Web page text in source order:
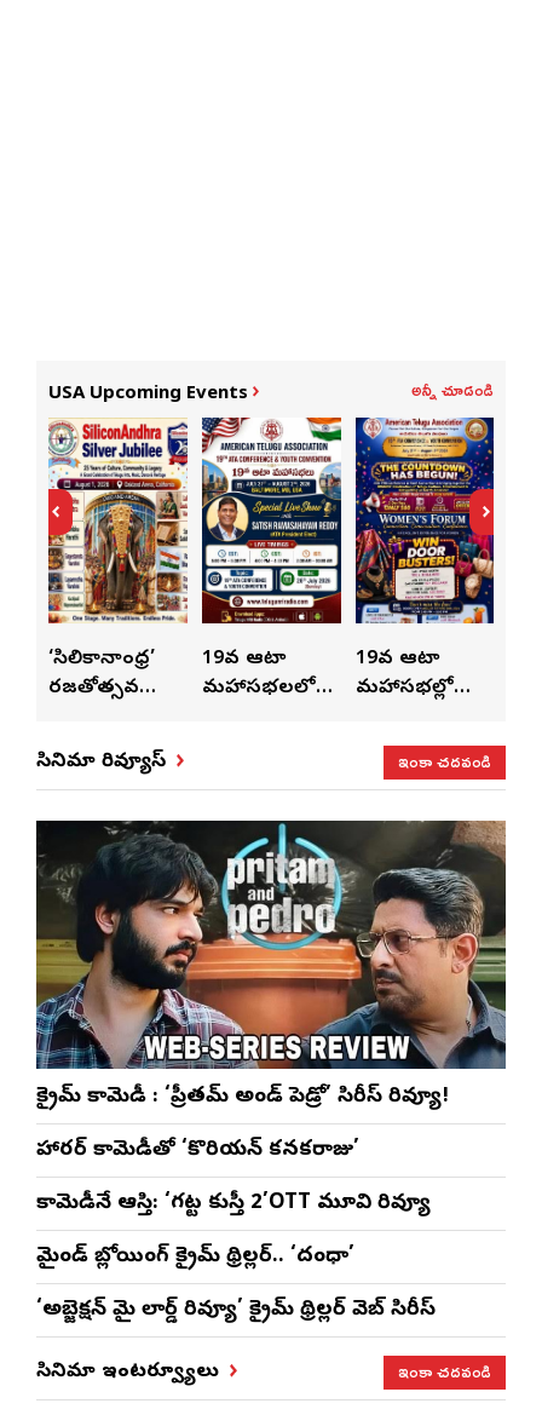
USA Upcoming Events అన్నీ చూడండి
‘సిలికానాంధ్ర’
రజతోత్సవ
కుంభ హారతి
ప్రత్యేకం
19వ ఆటా
మహాసభలలో
19వ ఆటా
మహాసభల్లో
ప్రత్యేకంగా
‘ఉమెన్స్ ఫోరమ్’
సినిమా రివ్యూస్ ఇంకా చదవండి
క్రైమ్ కామెడీ : ‘ప్రీతమ్ అండ్ పెడ్రో’ సిరీస్ రివ్యూ!
హారర్ కామెడీతో ‘కొరియన్ కనకరాజు’
కామెడీనే ఆస్తి: ‘గట్ట కుస్తీ 2’OTT మూవి రివ్యూ
మైండ్ బ్లోయింగ్ క్రైమ్ థ్రిల్లర్.. ‘దంధా’
‘అబ్జెక్ష‌న్ మై లార్డ్ రివ్యూ’ క్రైమ్ థ్రిల్ల‌ర్ వెబ్ సిరీస్
సినిమా ఇంటర్వ్యూలు ఇంకా చదవండి